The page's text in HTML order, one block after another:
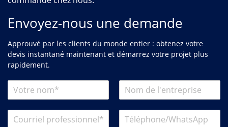
Envoyez-nous une demande
Approuvé par les clients du monde entier : obtenez votre
devis instantané maintenant et démarrez votre projet plus
rapidement.